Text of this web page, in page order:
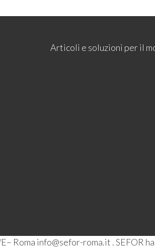
Articoli e soluzioni per il
Roma info@sefor-roma.it . SEFOR